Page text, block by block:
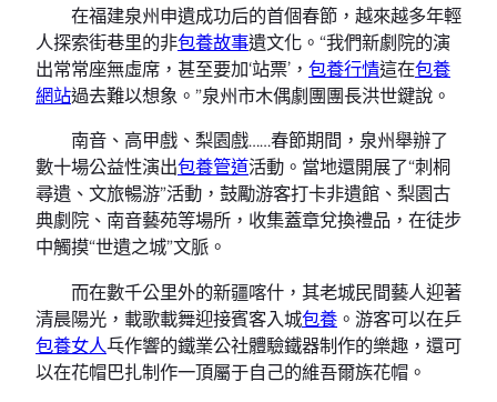
在福建泉州申遺成功后的首個春節，越來越多年輕
人探索街巷里的非包養故事遺文化。“我們新劇院的演
出常常座無虛席，甚至要加‘站票’， 包養行情這在包養
網站過去難以想象。”泉州市木偶劇團團長洪世鍵說。
南音、高甲戲、梨園戲……春節期間，泉州舉辦了
數十場公益性演出包養管道活動。當地還開展了“刺桐
尋遺、文旅暢游”活動，鼓勵游客打卡非遺館、梨園古
典劇院、南音藝苑等場所，收集蓋章兌換禮品，在徒步
中觸摸“世遺之城”文脈。
而在數千公里外的新疆喀什，其老城民間藝人迎著
清晨陽光，載歌載舞迎接賓客入城包養 。游客可以在乒
包養女人乓作響的鐵業公社體驗鐵器制作的樂趣，還可
以在花帽巴扎制作一頂屬于自己的維吾爾族花帽。